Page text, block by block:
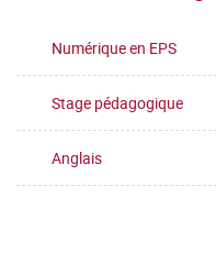
Numérique en EPS
Stage pédagogique
Anglais